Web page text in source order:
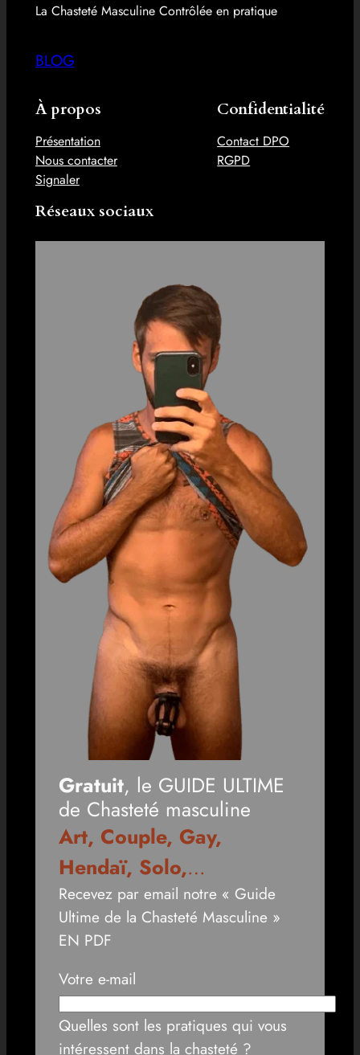
La Chasteté Masculine Contrôlée en pratique
BLOG
À propos
Présentation
Nous contacter
Signaler
Confidentialité
Contact DPO
RGPD
Réseaux sociaux
Gratuit, le GUIDE ULTIME
de Chasteté masculine
Art, Couple, Gay,
Hendaï, Solo,…
Recevez par email notre « Guide
Ultime de la Chasteté Masculine »
EN PDF
Votre e-mail
Quelles sont les pratiques qui vous
intéressent dans la chasteté ?